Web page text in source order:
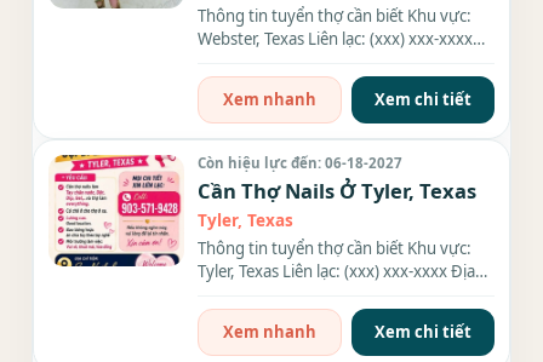
Thông tin tuyển thợ cần biết Khu vực:
Webster, Texas Liên lạc: (xxx) xxx-xxxx
Xem nhanh
Xem chi tiết
Còn hiệu lực đến: 06-18-2027
Cần Thợ Nails Ở Tyler, Texas
Tyler, Texas
Thông tin tuyển thợ cần biết Khu vực:
Tyler, Texas Liên lạc: (xxx) xxx-xxxx Địa
Xem nhanh
Xem chi tiết